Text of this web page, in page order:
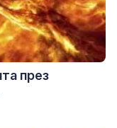
през